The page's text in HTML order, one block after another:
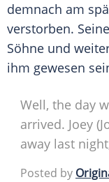
demnach am
verstorben.
Söhne und
ihm gewesen
Well, the day
arrived. Joey
away last
Posted by